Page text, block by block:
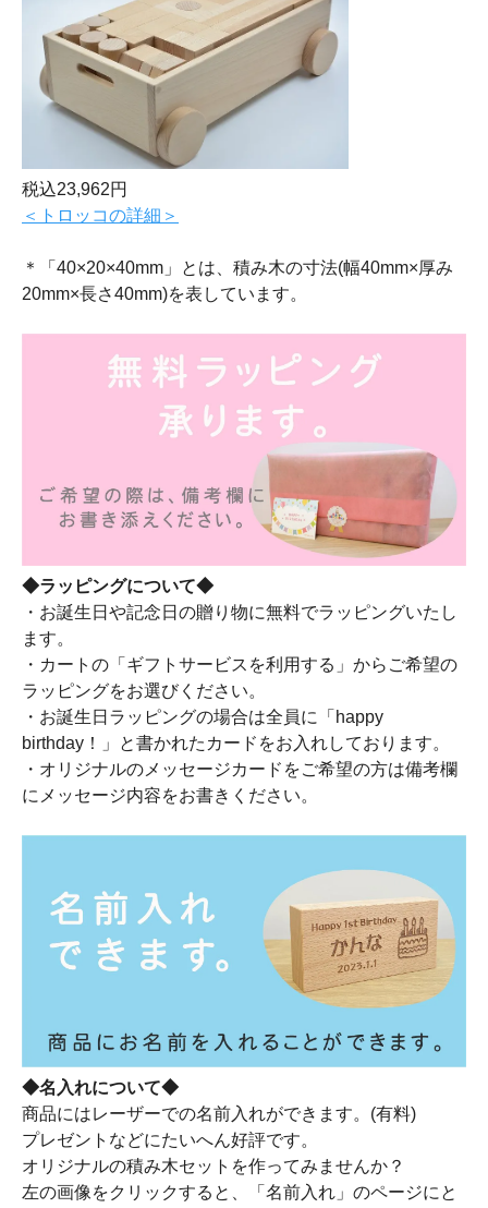
税込23,962円
＜トロッコの詳細＞
＊「40×20×40mm」とは、積み木の寸法(幅40mm×厚み
20mm×長さ40mm)を表しています。
◆ラッピングについて◆
・お誕生日や記念日の贈り物に無料でラッピングいたし
ます。
・カートの「ギフトサービスを利用する」からご希望の
ラッピングをお選びください。
・お誕生日ラッピングの場合は全員に「happy
birthday！」と書かれたカードをお入れしております。
・オリジナルのメッセージカードをご希望の方は備考欄
にメッセージ内容をお書きください。
◆名入れについて◆
商品にはレーザーでの名前入れができます。(有料)
プレゼントなどにたいへん好評です。
オリジナルの積み木セットを作ってみませんか？
左の画像をクリックすると、「名前入れ」のページにと